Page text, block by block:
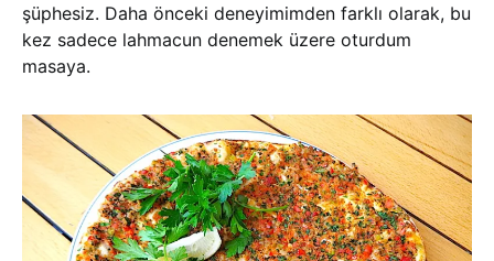
şüphesiz. Daha önceki deneyimimden farklı olarak, bu
kez sadece lahmacun denemek üzere oturdum
masaya.